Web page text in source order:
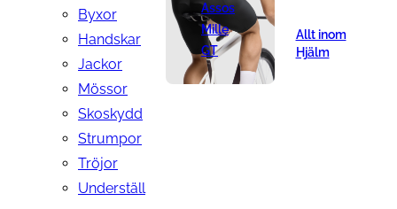
Byxor
Handskar
Jackor
Mössor
Skoskydd
Strumpor
Tröjor
Underställ
Assos
Mille
GT
Allt inom
Hjälm